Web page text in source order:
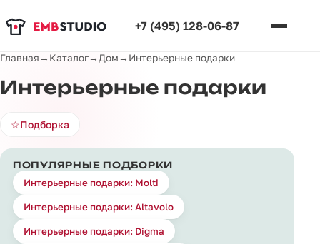
+7 (495) 128-06-87
Главная→ Каталог→ Дом→ Интерьерные подарки
Интерьерные подарки
☆Подборка
ПОПУЛЯРНЫЕ ПОДБОРКИ
Интерьерные подарки: Molti
Интерьерные подарки: Altavolo
Интерьерные подарки: Digma